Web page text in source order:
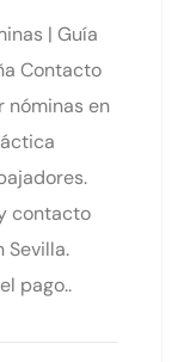
| Guía
Contacto
nóminas en
contacto
Sevilla.
pago..